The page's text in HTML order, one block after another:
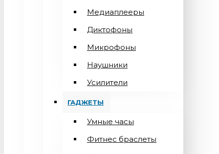
Медиаплееры
Диктофоны
Микрофоны
Наушники
Усилители
ГАДЖЕТЫ
Умные часы
Фитнес браслеты